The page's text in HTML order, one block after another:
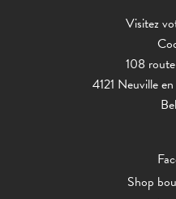
Visitez
108
4121 Neuville
Shop